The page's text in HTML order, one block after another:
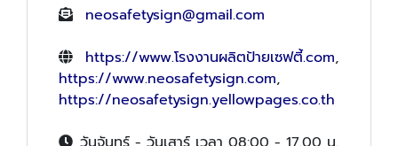
neosafetysign@gmail.com
https://www.โรงงานผลิตป้ายเซฟตี้.com,
https://www.neosafetysign.com,
https://neosafetysign.yellowpages.co.th